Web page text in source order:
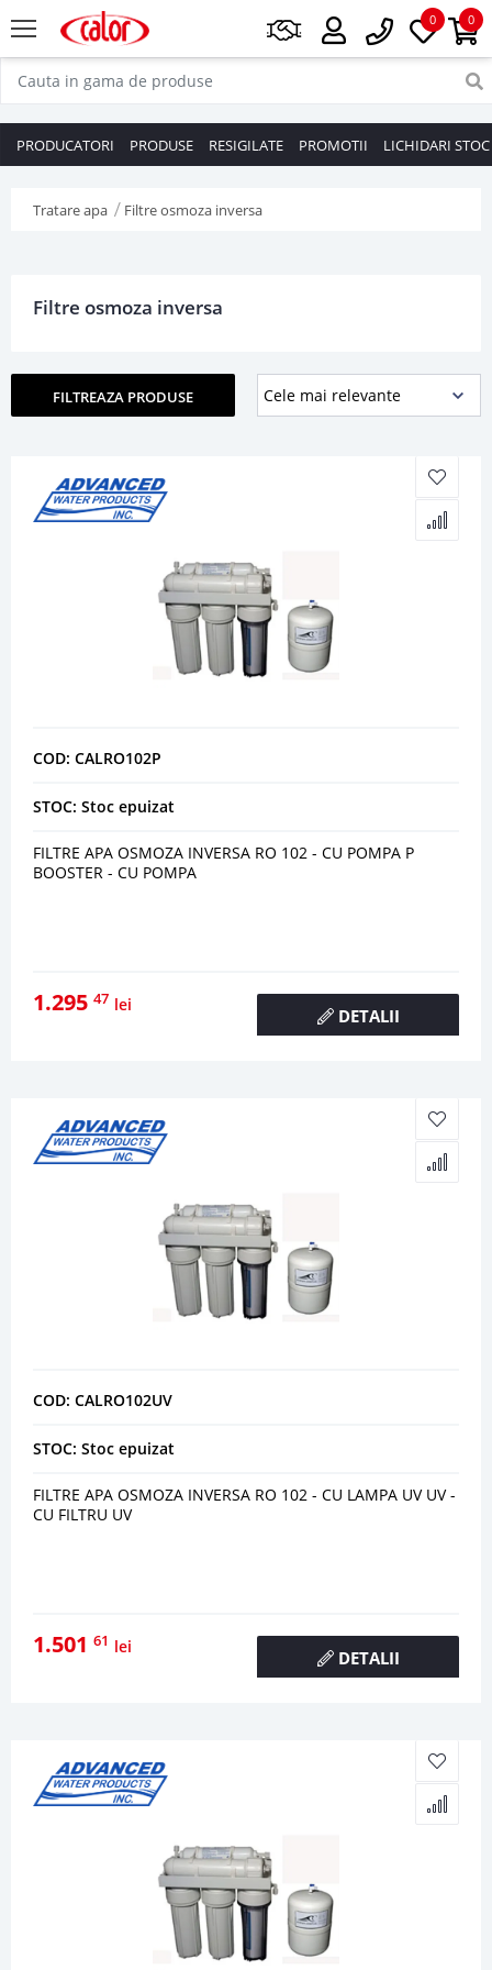
0
0
PRODUCATORI PRODUSE RESIGILATE PROMOTII LICHIDARI STOC
Tratare apa Filtre osmoza inversa
Filtre osmoza inversa
FILTREAZA PRODUSE
COD: CALRO102P
STOC: Stoc epuizat
FILTRE APA OSMOZA INVERSA RO 102 - CU POMPA P
BOOSTER - CU POMPA
1.295 47 lei
DETALII
COD: CALRO102UV
STOC: Stoc epuizat
FILTRE APA OSMOZA INVERSA RO 102 - CU LAMPA UV UV -
CU FILTRU UV
1.501 61 lei
DETALII